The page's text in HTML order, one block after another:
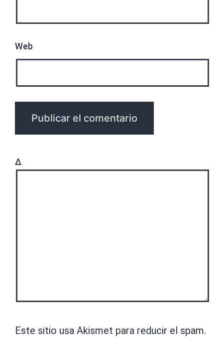
Web
Δ
Este sitio usa Akismet para reducir el spam.